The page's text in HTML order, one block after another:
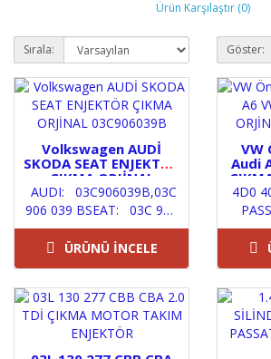
Ürün Karşılaştır (0)
Sırala: Göster:
Volkswagen AUDİ
SKODA SEAT ENJEKTÖR
ÇIKMA ORJİNAL
03C906039B
AUDI: 03C906039B,03C
906 039 BSEAT: 03C 906
039 B,
03C906039BSKODA:&nb..
ÜRÜNÜ İNCELE
VW
Audi
4D0